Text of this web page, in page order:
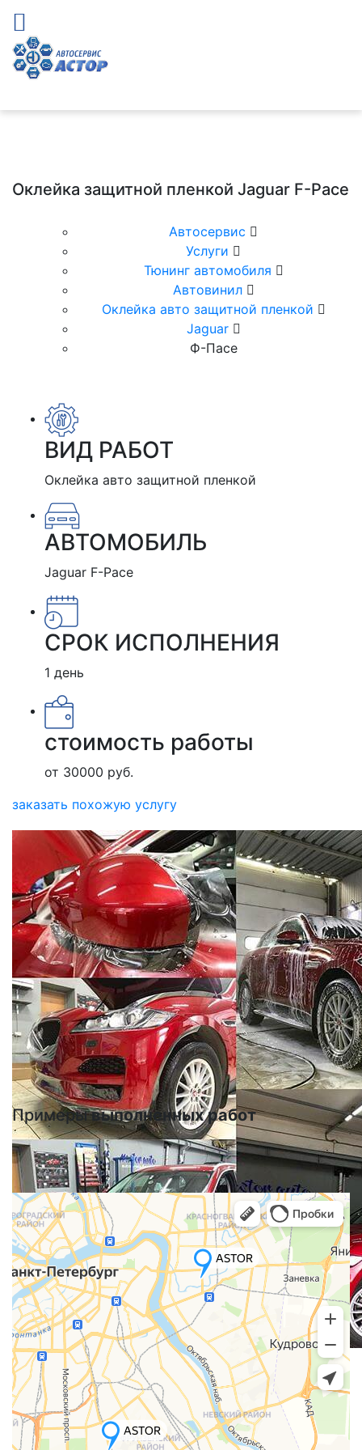
Оклейка защитной пленкой Jaguar F-Pace
Автосервис
Услуги
Тюнинг автомобиля
Автовинил
Оклейка авто защитной пленкой
Jaguar
Ф-Паcе
ВИД РАБОТ
Оклейка авто защитной пленкой
АВТОМОБИЛЬ
Jaguar F-Pace
СРОК ИСПОЛНЕНИЯ
1 день
стоимость работы
от 30000 руб.
заказать похожую услугу
Примерывыполненных работ